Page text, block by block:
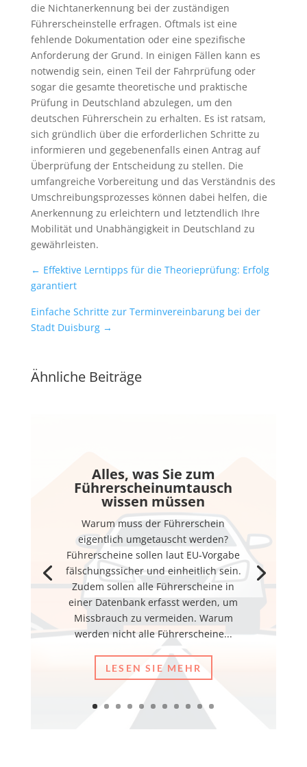
die Nichtanerkennung bei der zuständigen
Führerscheinstelle erfragen. Oftmals ist eine
fehlende Dokumentation oder eine spezifische
Anforderung der Grund. In einigen Fällen kann es
notwendig sein, einen Teil der Fahrprüfung oder
sogar die gesamte theoretische und praktische
Prüfung in Deutschland abzulegen, um den
deutschen Führerschein zu erhalten. Es ist ratsam,
sich gründlich über die erforderlichen Schritte zu
informieren und gegebenenfalls einen Antrag auf
Überprüfung der Entscheidung zu stellen. Die
umfangreiche Vorbereitung und das Verständnis des
Umschreibungsprozesses können dabei helfen, die
Anerkennung zu erleichtern und letztendlich Ihre
Mobilität und Unabhängigkeit in Deutschland zu
gewährleisten.
← Effektive Lerntipps für die Theorieprüfung: Erfolg
garantiert
Einfache Schritte zur Terminvereinbarung bei der
Stadt Duisburg→
Ähnliche Beiträge
Alles, was Sie zum
Führerscheinumtausch
wissen müssen
Warum muss der Führerschein
eigentlich umgetauscht werden?
Führerscheine sollen laut EU-Vorgabe
fälschungssicher und einheitlich sein.
Zudem sollen alle Führerscheine in
einer Datenbank erfasst werden, um
Missbrauch zu vermeiden. Warum
werden nicht alle Führerscheine...
LESEN SIE MEHR